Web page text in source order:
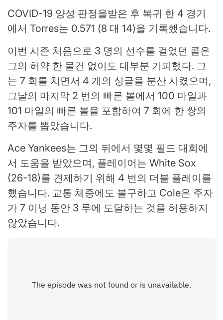
COVID-19 양성 판정을받은 후 복귀 한 4 경기
에서 Torres는 0.571 (8 대 14)을 기록했습니다.
이번 시즌 처음으로 3 명의 선수를 걸었던 콜은
그의 허약 한 물건 없이도 대부분 기피했다. 그
는 7 회를 치면서 4 개의 싱글을 분산 시켰으며,
그날의 마지막 2 번의 빠른 볼에서 100 마일과
101 마일의 빠른 볼을 포함하여 7 회에 한 쌍의
주자를 뽑았습니다.
Ace Yankees는 그의 뒤에서 몇몇 필드 대회에
서 도움을 받았으며, 플레이어는 White Sox
(26-18)를 견제하기 위해 4 번의 더블 플레이를
했습니다. 교통 체증에도 불구하고 Cole은 주자
가 7 이닝 동안 3 루에 도달하는 것을 허용하지
않았습니다.